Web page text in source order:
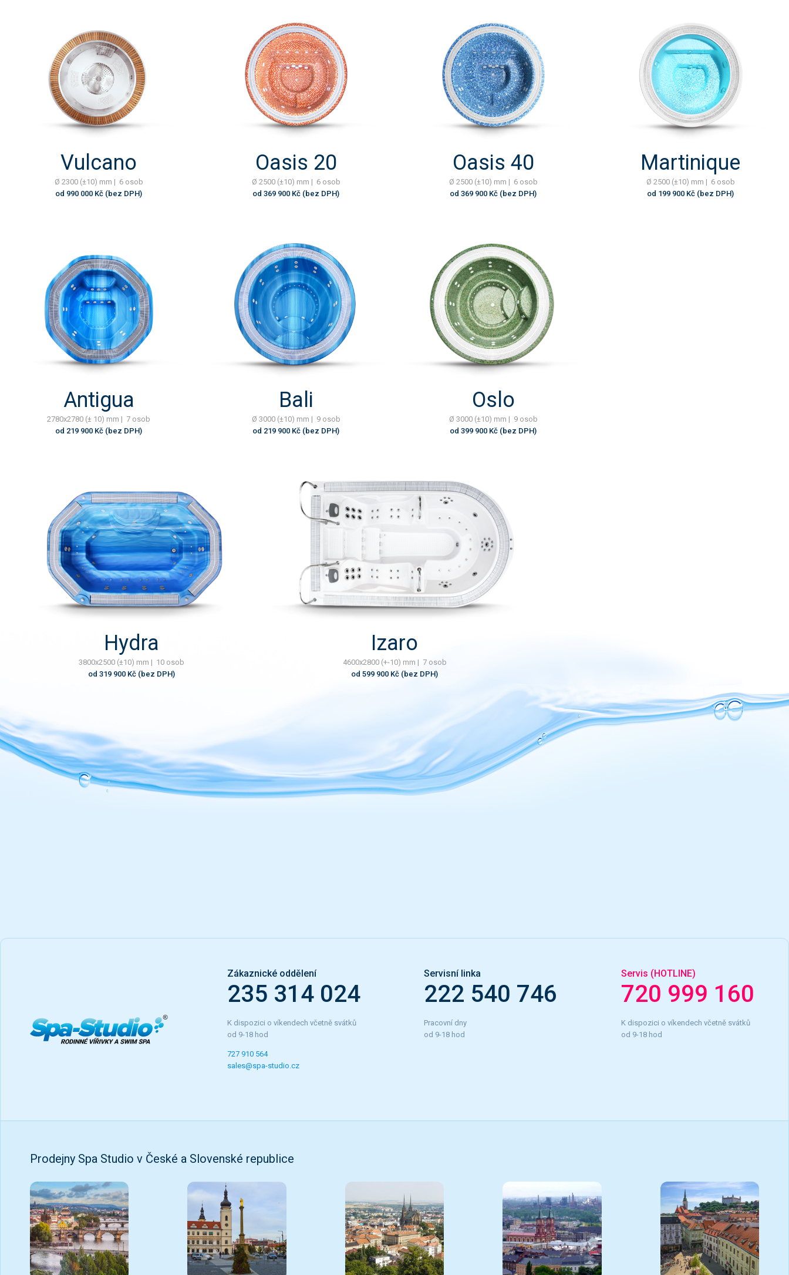
Vulcano
Ø 2300 (±10) mm | 6 osob
od 990 000 Kč (bez DPH)
Oasis 20
Ø 2500 (±10) mm | 6 osob
od 369 900 Kč (bez DPH)
Oasis 40
Ø 2500 (±10) mm | 6 osob
od 369 900 Kč (bez DPH)
Martinique
Ø 2500 (±10) mm | 6 osob
od 199 900 Kč (bez DPH)
Antigua
2780x2780 (± 10) mm | 7 osob
od 219 900 Kč (bez DPH)
Bali
Ø 3000 (±10) mm | 9 osob
od 219 900 Kč (bez DPH)
Oslo
Ø 3000 (±10) mm | 9 osob
od 399 900 Kč (bez DPH)
Hydra
3800x2500 (±10) mm | 10 osob
od 319 900 Kč (bez DPH)
Izaro
4600x2800 (+-10) mm | 7 osob
od 599 900 Kč (bez DPH)
Zákaznické oddělení
235 314 024
K dispozici o víkendech včetně svátků
od 9-18 hod
727 910 564
sales@spa-studio.cz
Servisní linka
222 540 746
Pracovní dny
od 9-18 hod
Servis (HOTLINE)
720 999 160
K dispozici o víkendech včetně svátků
od 9-18 hod
Prodejny Spa Studio v České a Slovenské republice